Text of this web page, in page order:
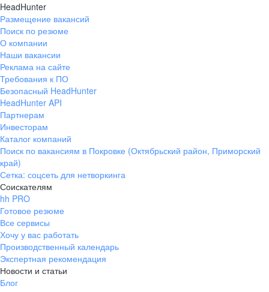
HeadHunter
Размещение вакансий
Поиск по резюме
О компании
Наши вакансии
Реклама на сайте
Требования к ПО
Безопасный HeadHunter
HeadHunter API
Партнерам
Инвесторам
Каталог компаний
Поиск по вакансиям в Покровке (Октябрьский район, Приморский
край)
Сетка: соцсеть для нетворкинга
Соискателям
hh PRO
Готовое резюме
Все сервисы
Хочу у вас работать
Производственный календарь
Экспертная рекомендация
Новости и статьи
Блог